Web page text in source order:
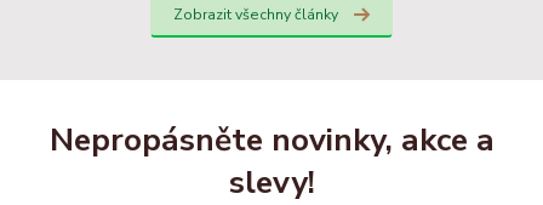
Zobrazit všechny články
Nepropásněte novinky, akce a
slevy!